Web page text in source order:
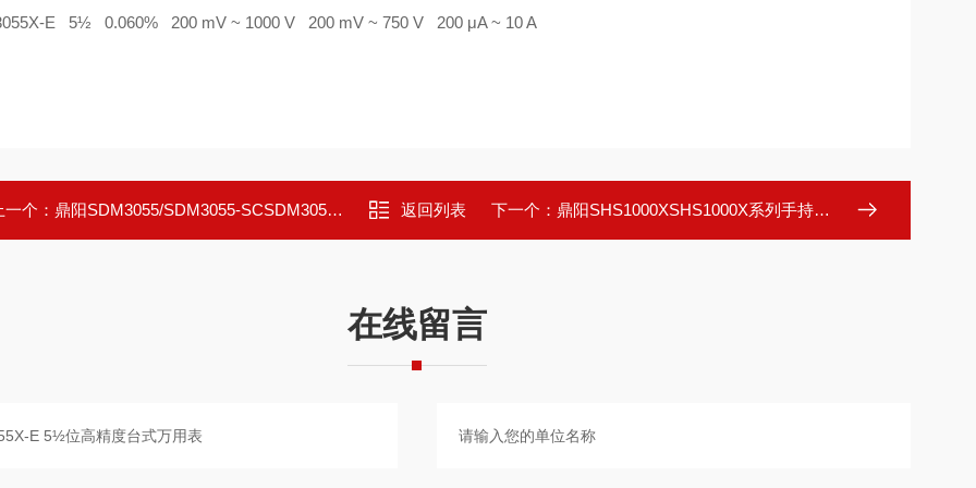
E 5½ 0.060% 200 mV ~ 1000 V 200 mV ~ 750 V 200 μA ~ 10 A
一个： 鼎阳SDM3055/SDM3055-SCSDM3055/SDM3055-SC 5½位高精度台式万用表 返回列表 下一个： 鼎阳SHS1000XSHS1000X系列手持示波表
在线留言